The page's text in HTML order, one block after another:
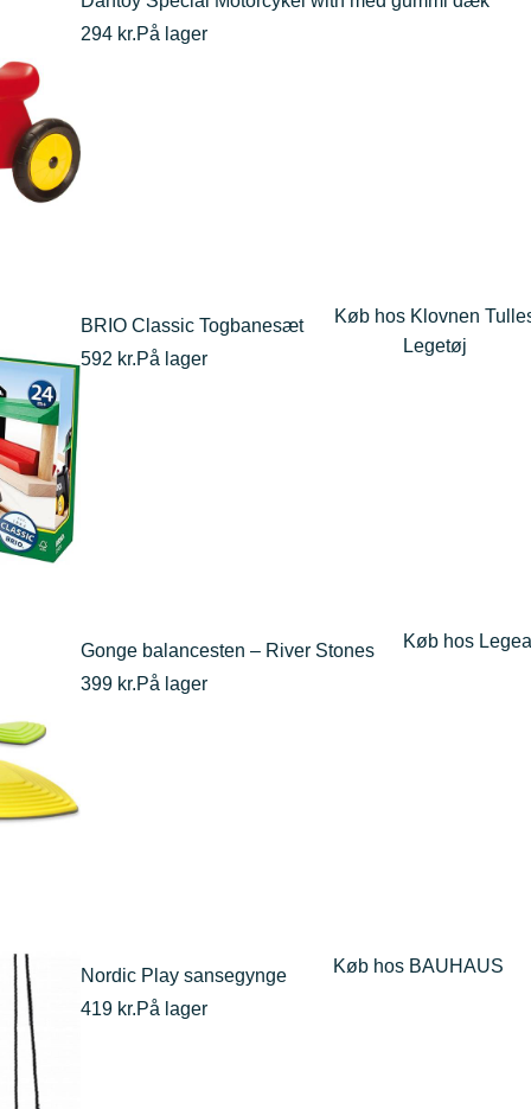
294 kr.På lager
BRIO Classic Togbanesæt
592 kr.På lager
Køb hos Klovnen
Legetøj
Gonge balancesten – River Stones
399 kr.På lager
Køb hos
Nordic Play sansegynge
419 kr.På lager
Køb hos BAUHAUS